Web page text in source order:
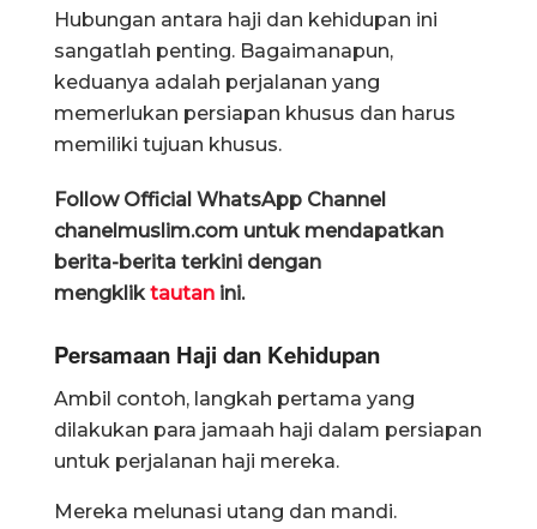
Hubungan antara haji dan kehidupan ini
sangatlah penting. Bagaimanapun,
keduanya adalah perjalanan yang
memerlukan persiapan khusus dan harus
memiliki tujuan khusus.
Follow Official WhatsApp Channel
chanelmuslim.com untuk mendapatkan
berita-berita terkini dengan
mengklik tautan ini.
Persamaan Haji dan Kehidupan
Ambil contoh, langkah pertama yang
dilakukan para jamaah haji dalam persiapan
untuk perjalanan haji mereka.
Mereka melunasi utang dan mandi.